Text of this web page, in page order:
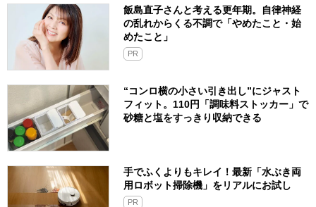
飯島直子さんと考える更年期。自律神経
の乱れからくる不調で「やめたこと・始
めたこと」
PR
“コンロ横の小さい引き出し”にジャスト
フィット。110円「調味料ストッカー」で
砂糖と塩をすっきり収納できる
手でふくよりもキレイ！最新「水ぶき両
用ロボット掃除機」をリアルにお試し
PR